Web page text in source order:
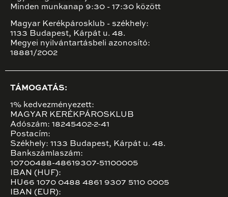
Minden munkanap 9:30 - 17:30 között
Magyar Kerékpárosklub - székhely:
1133 Budapest, Kárpát u. 48.
Megyei nyilvántartásbeli azonosító:
18881/2002
TÁMOGATÁS:
1% kedvezményezett:
MAGYAR KERÉKPÁROSKLUB
Adószám: 18245402-2-41
Postacím:
Székhely: 1133 Budapest, Kárpát u. 48.
Bankszámlaszám:
10700488-48619307-51100005
IBAN (HUF):
HU66 1070 0488 4861 9307 5110 0005
IBAN (EUR):